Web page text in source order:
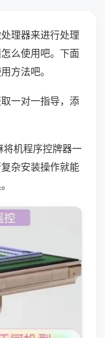
理器来进行处理
么使用吧。下面
方法吧。
一对一指导，添
机程序控牌器一
杂安装操作就能